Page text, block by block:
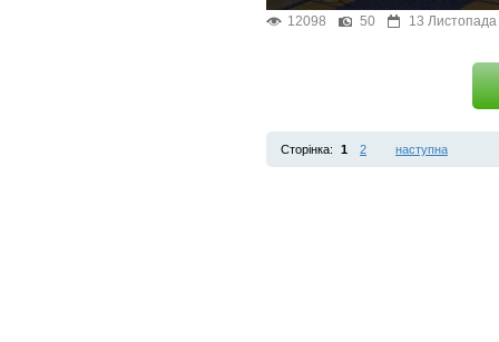
12098
50 13
Сторінка: 1 2 наступна